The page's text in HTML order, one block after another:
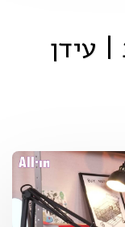
עידן